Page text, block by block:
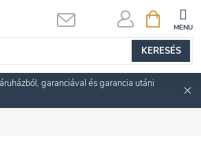
KERESÉS
KOSÁR
garanciával és garancia utáni